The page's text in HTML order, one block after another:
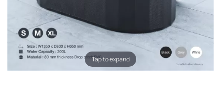
Tap to expand